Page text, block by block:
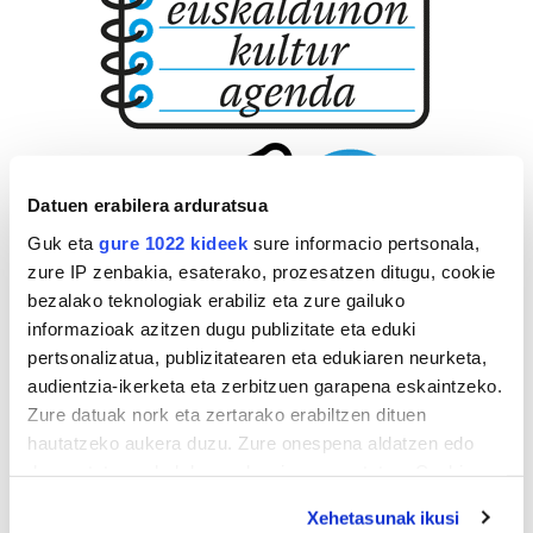
Datuen erabilera arduratsua
Guk eta gure 1022 kideek sure informacio pertsonala,
zure IP zenbakia, esaterako, prozesatzen ditugu, cookie
bezalako teknologiak erabiliz eta zure gailuko
informazioak azitzen dugu publizitate eta eduki
pertsonalizatua, publizitatearen eta edukiaren neurketa,
audientzia-ikerketa eta zerbitzuen garapena eskaintzeko.
Zure datuak nork eta zertarako erabiltzen dituen
hautatzeko aukera duzu. Zure onespena aldatzen edo
Xehetasunak ikusi